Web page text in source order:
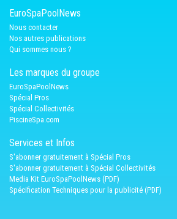
EuroSpaPoolNews
Nous contacter
Nos autres publications
Qui sommes nous ?
Les marques du groupe
EuroSpaPoolNews
Spécial Pros
Spécial Collectivités
PiscineSpa.com
Services et Infos
S'abonner gratuitement à Spécial Pros
S'abonner gratuitement à Spécial Collectivités
Media Kit EuroSpaPoolNews (PDF)
Spécification Techniques pour la publicité (PDF)